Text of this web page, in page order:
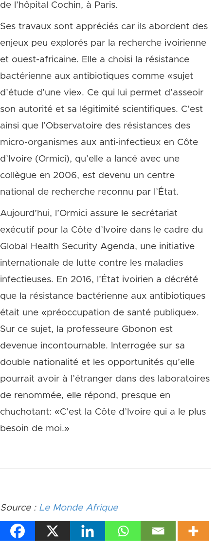
de l’hôpital Cochin, à Paris.
Ses travaux sont appréciés car ils abordent des
enjeux peu explorés par la recherche ivoirienne
et ouest-africaine. Elle a choisi la résistance
bactérienne aux antibiotiques comme «sujet
d’étude d’une vie». Ce qui lui permet d’asseoir
son autorité et sa légitimité scientifiques. C’est
ainsi que l’Observatoire des résistances des
micro-organismes aux anti-infectieux en Côte
d’Ivoire (Ormici), qu’elle a lancé avec une
collègue en 2006, est devenu un centre
national de recherche reconnu par l’État.
Aujourd’hui, l’Ormici assure le secrétariat
exécutif pour la Côte d’Ivoire dans le cadre du
Global Health Security Agenda, une initiative
internationale de lutte contre les maladies
infectieuses. En 2016, l’État ivoirien a décrété
que la résistance bactérienne aux antibiotiques
était une «préoccupation de santé publique».
Sur ce sujet, la professeure Gbonon est
devenue incontournable. Interrogée sur sa
double nationalité et les opportunités qu’elle
pourrait avoir à l’étranger dans des laboratoires
de renommée, elle répond, presque en
chuchotant: «C’est la Côte d’Ivoire qui a le plus
besoin de moi.»
Source : Le Monde Afrique